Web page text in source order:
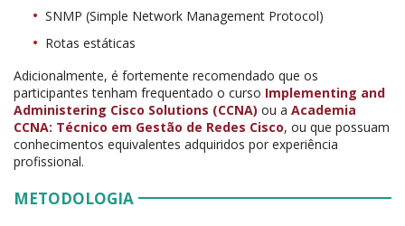
SNMP (Simple Network Management Protocol)
Rotas estáticas
Adicionalmente, é fortemente recomendado que os
participantes tenham frequentado o curso Implementing and
Administering Cisco Solutions (CCNA) ou a Academia
CCNA: Técnico em Gestão de Redes Cisco, ou que possuam
conhecimentos equivalentes adquiridos por experiência
profissional.
METODOLOGIA